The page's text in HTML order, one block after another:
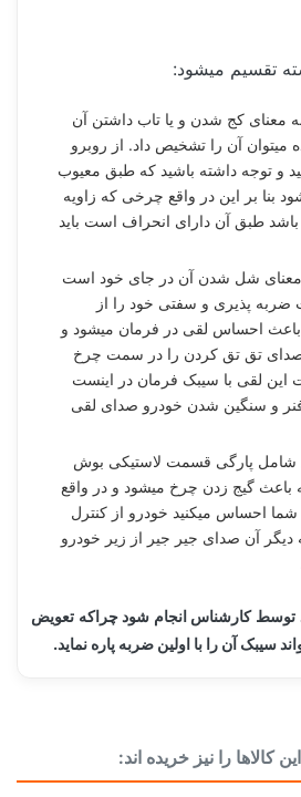
تقسیم میشود:
معنای کج شدن و یا تاب داشتن آن
میتوان آن را تشخیص داد. از روبرو
و توجه داشته باشید که طبق معیوب
بنا بر این در واقع چرخی که زاویه
باشد طبق آن دارای انحراف است باید
معنای شل شدن آن در جای خود است
ضربه پذیری و سفتی خود را از
احساس لقی در فرمان میشود و
صدای تق تق کردن را در سمت چرخ
این لقی با سیبک فرمان در اینست
و سنگین شدن خودرو صدای لقی
پارگی قسمت لاستیکی بوش
باعث گیج زدن چرخ میشود و در واقع
شما احساس میکنید خودرو از کنترل
آن صدای جیر جیر از زیر خودرو
توسط کارشناس انجام شود چراکه تعویض
سیبک آن را با اولین ضربه پاره نماید.
جعبه تکی
کالاها را نیز خریده اند: